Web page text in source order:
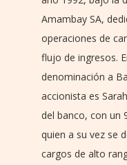
Amambay SA,
operaciones de
flujo de ingresos.
denominación a
accionista es
del banco, con un
quien a su vez se
cargos de alto